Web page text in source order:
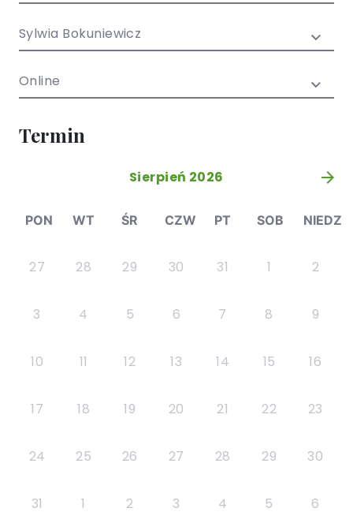
młodzieży
Sylwia Bokuniewicz
Online
Termin
Sierpień 2026 »
PON WT ŚR CZW PT SOB NIEDZ
27 28 29 30 31 1 2
3 4 5 6 7 8 9
10 11 12 13 14 15 16
17 18 19 20 21 22 23
24 25 26 27 28 29 30
31 1 2 3 4 5 6